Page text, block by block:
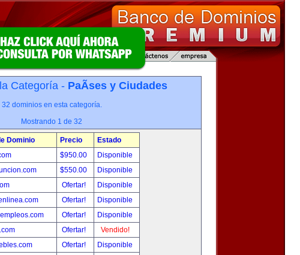
Categoría - PaÃ­ses y Ciudades
32 dominios en esta categoría.
Mostrando 1 de 32
Dominio Precio
Estado
$950.00
Disponible
$550.00
Disponible
Ofertar!
Disponible
Ofertar!
Disponible
Ofertar!
Disponible
Ofertar!
Vendido!
Ofertar!
Disponible